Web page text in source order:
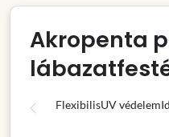
Akropenta
FlexibilisUV védelem